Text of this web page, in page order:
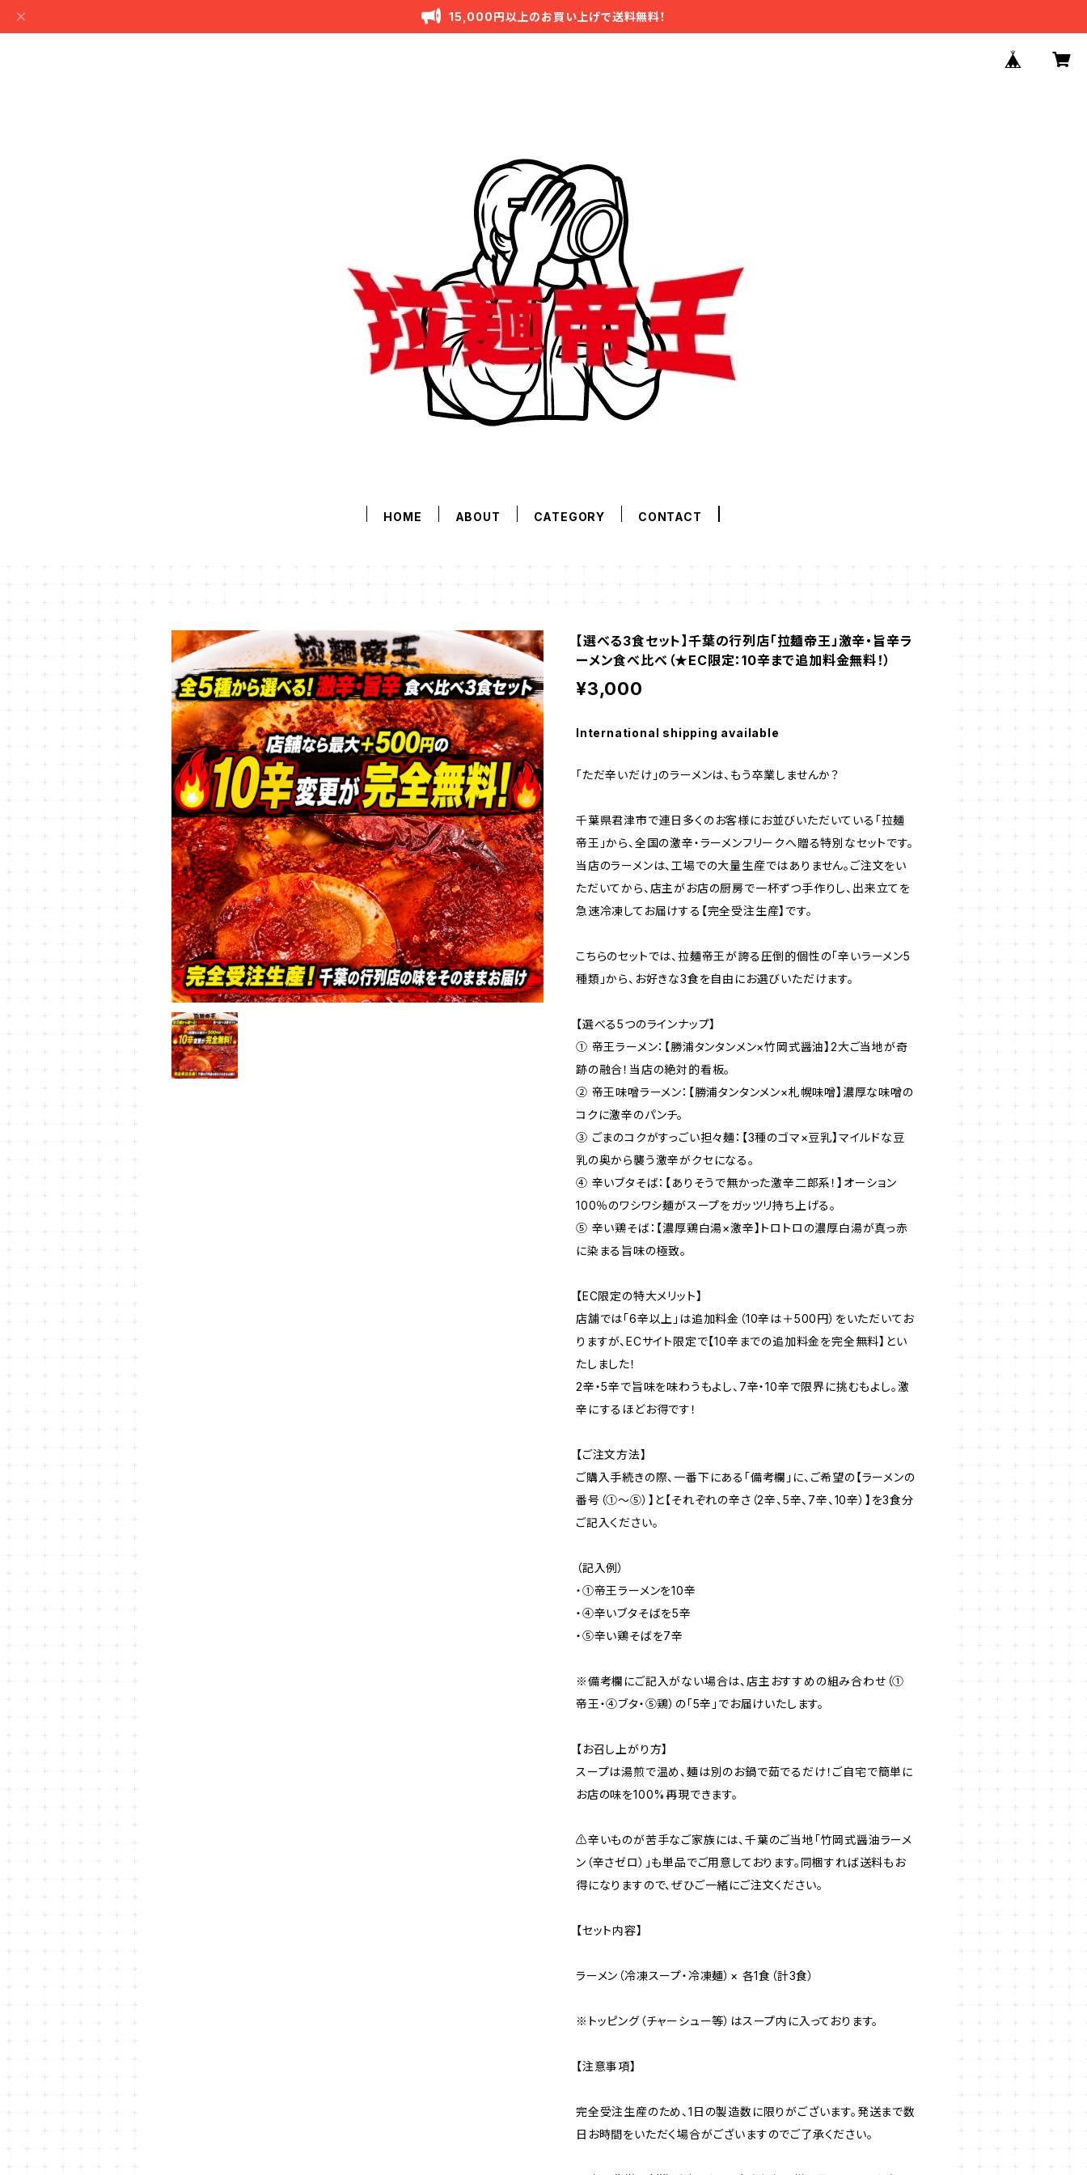
15,000円以上のお買い上げで送料無料！
HOME ABOUT CATEGORY CONTACT
【選べる3食セット】千葉の行列店「拉麺帝王」激辛・旨辛ラ
ーメン食べ比べ（★EC限定：10辛まで追加料金無料！）
¥3,000
International shipping available
「ただ辛いだけ」のラーメンは、もう卒業しませんか？
千葉県君津市で連日多くのお客様にお並びいただいている「拉麺
帝王」から、全国の激辛・ラーメンフリークへ贈る特別なセットです。
当店のラーメンは、工場での大量生産ではありません。ご注文をい
ただいてから、店主がお店の厨房で一杯ずつ手作りし、出来立てを
急速冷凍してお届けする【完全受注生産】です。
こちらのセットでは、拉麺帝王が誇る圧倒的個性の「辛いラーメン5
種類」から、お好きな3食を自由にお選びいただけます。
【選べる5つのラインナップ】
① 帝王ラーメン：【勝浦タンタンメン×竹岡式醤油】2大ご当地が奇
跡の融合！当店の絶対的看板。
② 帝王味噌ラーメン：【勝浦タンタンメン×札幌味噌】濃厚な味噌の
コクに激辛のパンチ。
③ ごまのコクがすっごい担々麺：【3種のゴマ×豆乳】マイルドな豆
乳の奥から襲う激辛がクセになる。
④ 辛いブタそば：【ありそうで無かった激辛二郎系！】オーション
100％のワシワシ麺がスープをガッツリ持ち上げる。
⑤ 辛い鶏そば：【濃厚鶏白湯×激辛】トロトロの濃厚白湯が真っ赤
に染まる旨味の極致。
【EC限定の特大メリット】
店舗では「6辛以上」は追加料金（10辛は＋500円）をいただいてお
りますが、ECサイト限定で【10辛までの追加料金を完全無料】とい
たしました！
2辛・5辛で旨味を味わうもよし、7辛・10辛で限界に挑むもよし。激
辛にするほどお得です！
【ご注文方法】
ご購入手続きの際、一番下にある「備考欄」に、ご希望の【ラーメンの
番号（①〜⑤）】と【それぞれの辛さ（2辛、5辛、7辛、10辛）】を3食分
ご記入ください。
（記入例）
・①帝王ラーメンを10辛
・④辛いブタそばを5辛
・⑤辛い鶏そばを7辛
※備考欄にご記入がない場合は、店主おすすめの組み合わせ（①
帝王・④ブタ・⑤鶏）の「5辛」でお届けいたします。
【お召し上がり方】
スープは湯煎で温め、麺は別のお鍋で茹でるだけ！ご自宅で簡単に
お店の味を100%再現できます。
⚠️辛いものが苦手なご家族には、千葉のご当地「竹岡式醤油ラーメ
ン（辛さゼロ）」も単品でご用意しております。同梱すれば送料もお
得になりますので、ぜひご一緒にご注文ください。
【セット内容】
ラーメン（冷凍スープ・冷凍麺）× 各1食（計3食）
※トッピング（チャーシュー等）はスープ内に入っております。
【注意事項】
完全受注生産のため、1日の製造数に限りがございます。発送まで数
日お時間をいただく場合がございますのでご了承ください。